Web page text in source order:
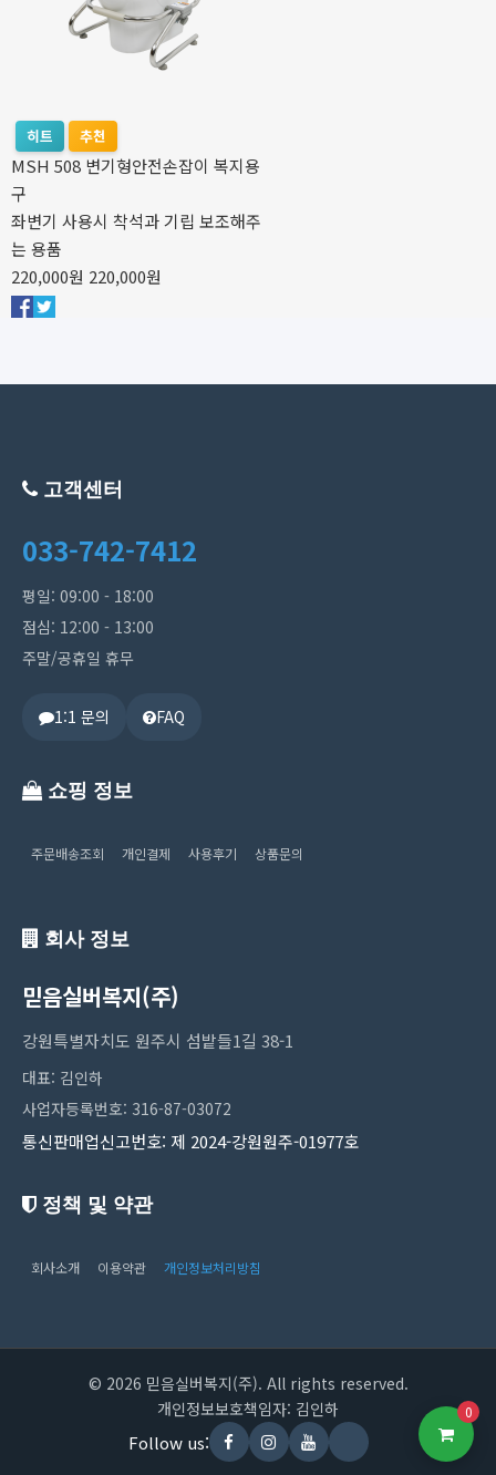
히트 추천
MSH 508 변기형안전손잡이 복지용
구
좌변기 사용시 착석과 기립 보조해주
는 용품
220,000원 220,000원
0
고객센터
033-742-7412
평일: 09:00 - 18:00
점심: 12:00 - 13:00
주말/공휴일 휴무
1:1 문의 FAQ
쇼핑 정보
주문배송조회 개인결제 사용후기 상품문의
회사 정보
믿음실버복지(주)
강원특별자치도 원주시 섬밭들1길 38-1
대표: 김인하
사업자등록번호: 316-87-03072
통신판매업신고번호: 제 2024-강원원주-01977호
정책 및 약관
회사소개 이용약관 개인정보처리방침
© 2026 믿음실버복지(주). All rights reserved.
개인정보보호책임자: 김인하
Follow us: